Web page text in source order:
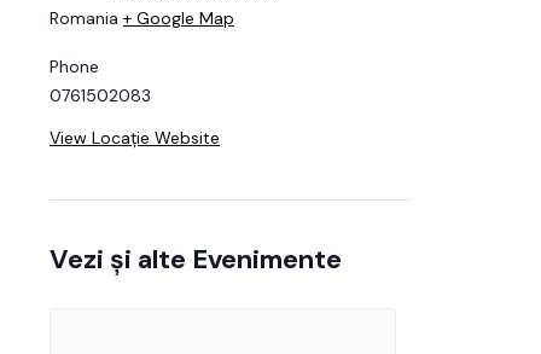
Romania + Google Map
Phone
0761502083
View Locație Website
Vezi și alte Evenimente